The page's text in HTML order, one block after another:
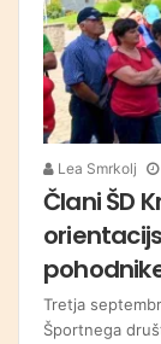
Lea Smrkolj
Člani ŠD
Tretja
Športnega